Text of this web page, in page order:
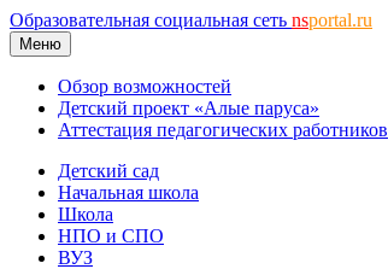
Образовательная социальная сеть nsportal.ru
Меню
Обзор возможностей
Детский проект «Алые паруса»
Аттестация педагогических работников
Детский сад
Начальная школа
Школа
НПО и СПО
ВУЗ